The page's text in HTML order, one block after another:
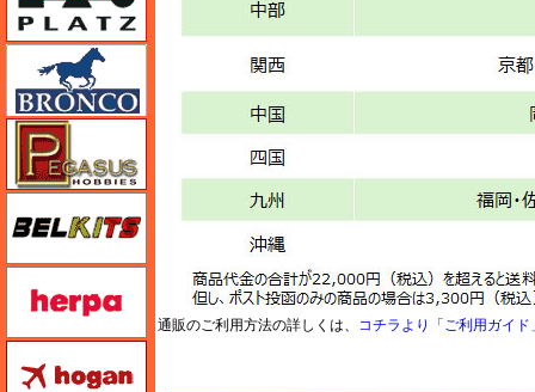
通販のご利用方法の詳しくは、 コチラより「ご利用ガイド
ブロンコモデル（Bronco Models）
ヘルパ（herpa）